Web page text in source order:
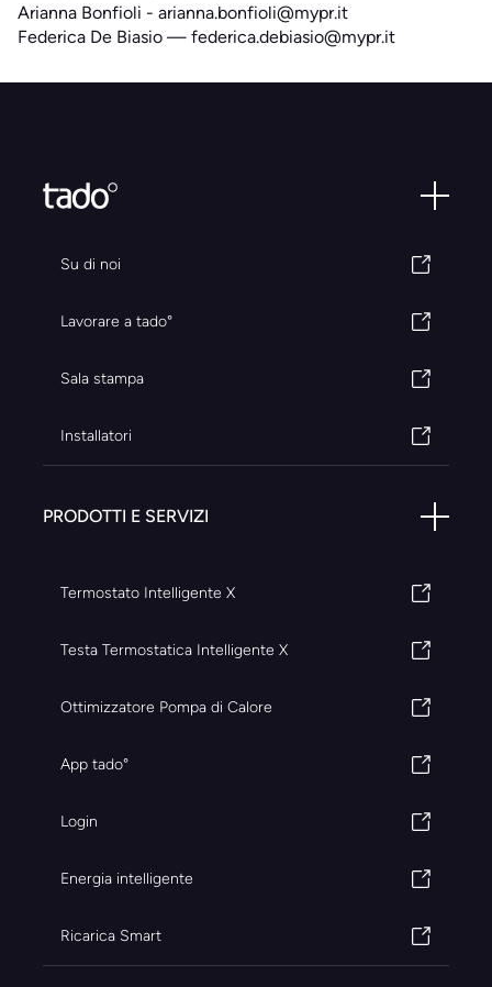
Arianna Bonfioli - arianna.bonfioli@mypr.it
Federica De Biasio — federica.debiasio@mypr.it
Su di noi
Lavorare a tado°
Sala stampa
Installatori
PRODOTTI E SERVIZI
Termostato Intelligente X
Testa Termostatica Intelligente X
Ottimizzatore Pompa di Calore
App tado°
Login
Energia intelligente
Ricarica Smart